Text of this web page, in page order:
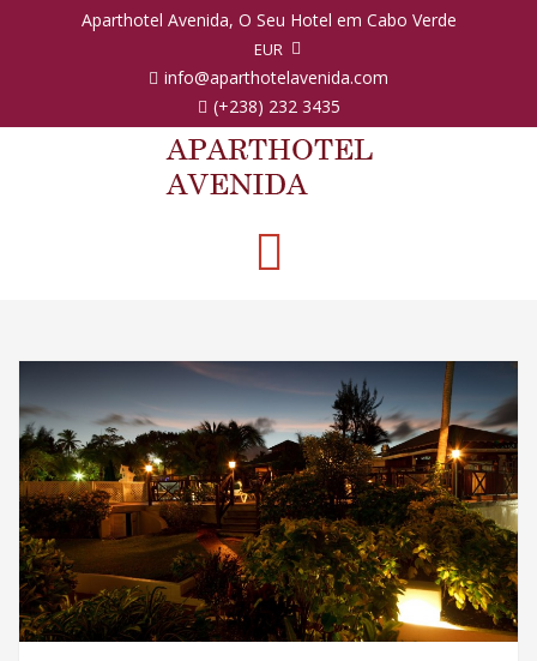
Aparthotel Avenida, O Seu Hotel em Cabo Verde
EUR
info@aparthotelavenida.com
(+238) 232 3435
Toggle